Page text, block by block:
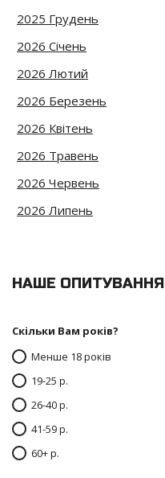
2025 Грудень
2026 Січень
2026 Лютий
2026 Березень
2026 Квітень
2026 Травень
2026 Червень
2026 Липень
НАШЕ ОПИТУВАННЯ
Скільки Вам років?
Менше 18 років
19-25 р.
26-40 р.
41-59 р.
60+ р.